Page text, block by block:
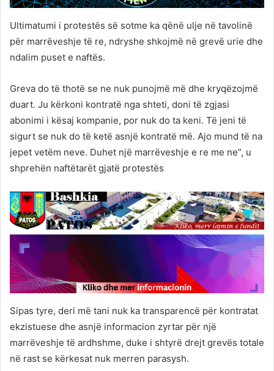
Ultimatumi i protestës së sotme ka qënë ulje në tavolinë
për marrëveshje të re, ndryshe shkojmë në grevë urie dhe
ndalim puset e naftës.
Greva do të thotë se ne nuk punojmë më dhe kryqëzojmë
duart. Ju kërkoni kontratë nga shteti, doni të zgjasi
abonimi i kësaj kompanie, por nuk do ta keni. Të jeni të
sigurt se nuk do të ketë asnjë kontratë më. Ajo mund të na
jepet vetëm neve. Duhet një marrëveshje e re me ne”, u
shprehën naftëtarët gjatë protestës
Sipas tyre, deri më tani nuk ka transparencë për kontratat
ekzistuese dhe asnjë informacion zyrtar për një
marrëveshje të ardhshme, duke i shtyrë drejt grevës totale
në rast se kërkesat nuk merren parasysh.